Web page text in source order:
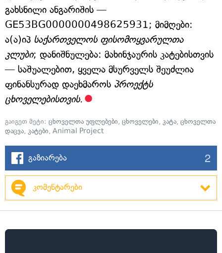
გახსნილი ანგარიშის —
GE53BG0000000498625931; მიმღები:
ა(ა)იპ საქართველოს ფისომოყვარულთა
კლუბი; დანიშნულება: მახინჯაურის კატებისთვის
— საშუალებით, ყველა მსურველს შეუძლია
ფინანსურად დაეხმაროს პროექტს
ცხოველებისთვის.
გაიგეთ მეტი: ცხოველთა უფლებები, ცხოველები, კატა, ცხოველთა
დაცვა, კატები, Animal Project
გაზიარება 2
კომენტარები